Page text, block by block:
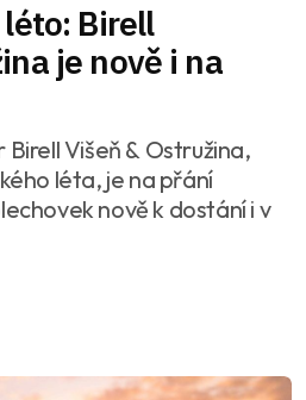
Birell
je nově i na
Višeň & Ostružina,
léta, je na přání
nově k dostání i v